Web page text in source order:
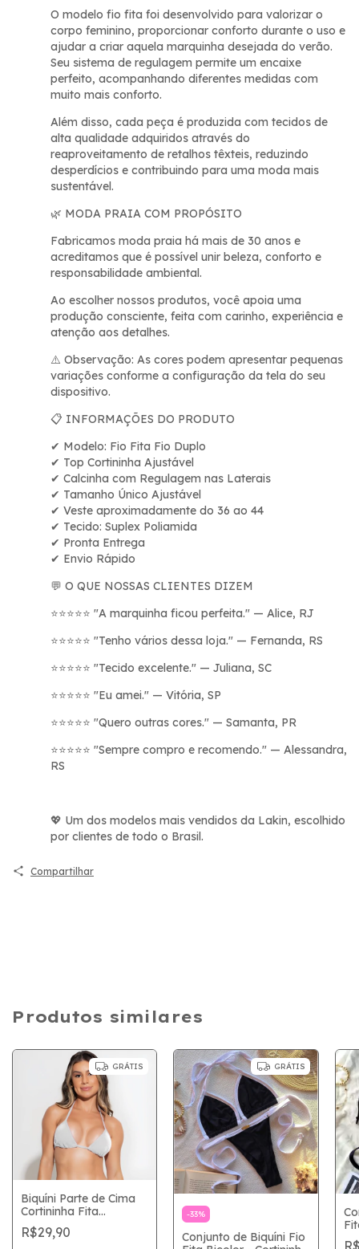
O modelo fio fita foi desenvolvido para valorizar o
corpo feminino, proporcionar conforto durante o uso e
ajudar a criar aquela marquinha desejada do verão.
Seu sistema de regulagem permite um encaixe
perfeito, acompanhando diferentes medidas com
muito mais conforto.
Além disso, cada peça é produzida com tecidos de
alta qualidade adquiridos através do
reaproveitamento de retalhos têxteis, reduzindo
desperdícios e contribuindo para uma moda mais
sustentável.
🌿 MODA PRAIA COM PROPÓSITO
Fabricamos moda praia há mais de 30 anos e
acreditamos que é possível unir beleza, conforto e
responsabilidade ambiental.
Ao escolher nossos produtos, você apoia uma
produção consciente, feita com carinho, experiência e
atenção aos detalhes.
⚠️ Observação: As cores podem apresentar pequenas
variações conforme a configuração da tela do seu
dispositivo.
📋 INFORMAÇÕES DO PRODUTO
✔ Modelo: Fio Fita Fio Duplo
✔ Top Cortininha Ajustável
✔ Calcinha com Regulagem nas Laterais
✔ Tamanho Único Ajustável
✔ Veste aproximadamente do 36 ao 44
✔ Tecido: Suplex Poliamida
✔ Pronta Entrega
✔ Envio Rápido
💬 O QUE NOSSAS CLIENTES DIZEM
⭐⭐⭐⭐⭐ "A marquinha ficou perfeita." — Alice, RJ
⭐⭐⭐⭐⭐ "Tenho vários dessa loja." — Fernanda, RS
⭐⭐⭐⭐⭐ "Tecido excelente." — Juliana, SC
⭐⭐⭐⭐⭐ "Eu amei." — Vitória, SP
⭐⭐⭐⭐⭐ "Quero outras cores." — Samanta, PR
⭐⭐⭐⭐⭐ "Sempre compro e recomendo." — Alessandra,
RS
💖 Um dos modelos mais vendidos da Lakin, escolhido
por clientes de todo o Brasil.
Compartilhar
Produtos similares
GRÁTIS
Biquíni Parte de Cima
Cortininha Fita
Regulável Tamanho
Único Marquinha Fio
R$29,90
GRÁTIS
-33%
Conjunto de Biquíni Fio